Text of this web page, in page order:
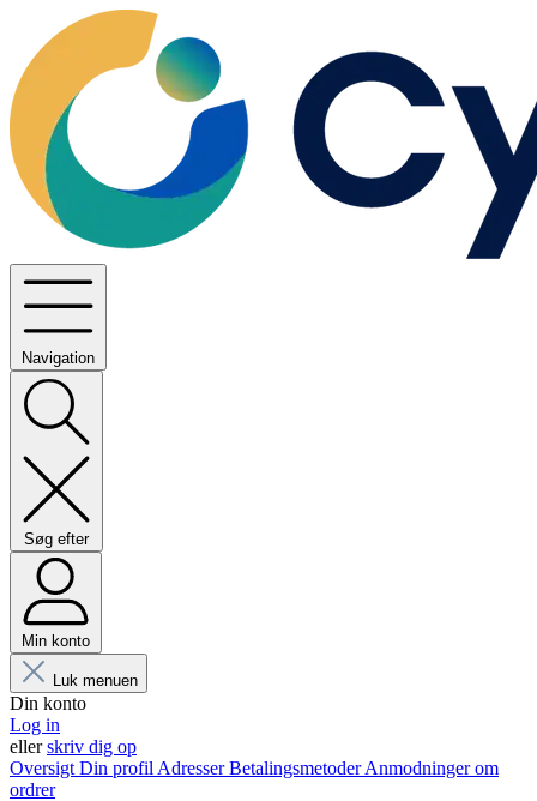
Navigation
Søg efter
Min konto
Luk menuen
Din konto
Log in
ellerskriv dig op
Oversigt Din profil AdresserBetalingsmetoderAnmodninger om
ordrer